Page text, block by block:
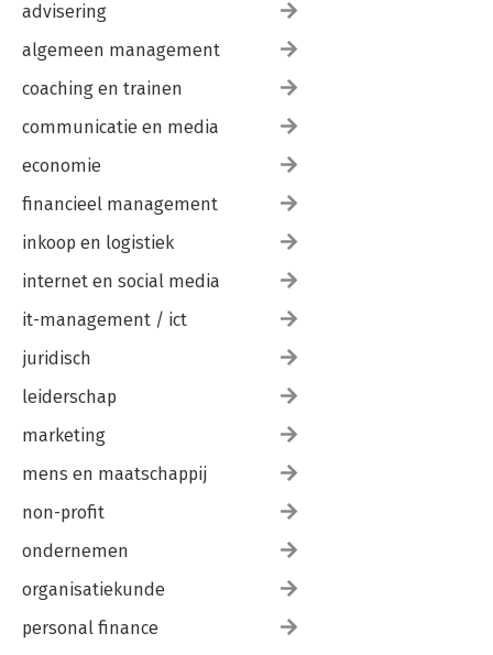
advisering
algemeen management
coaching en trainen
communicatie en media
economie
financieel management
inkoop en logistiek
internet en social media
it-management / ict
juridisch
leiderschap
marketing
mens en maatschappij
non-profit
ondernemen
organisatiekunde
personal finance